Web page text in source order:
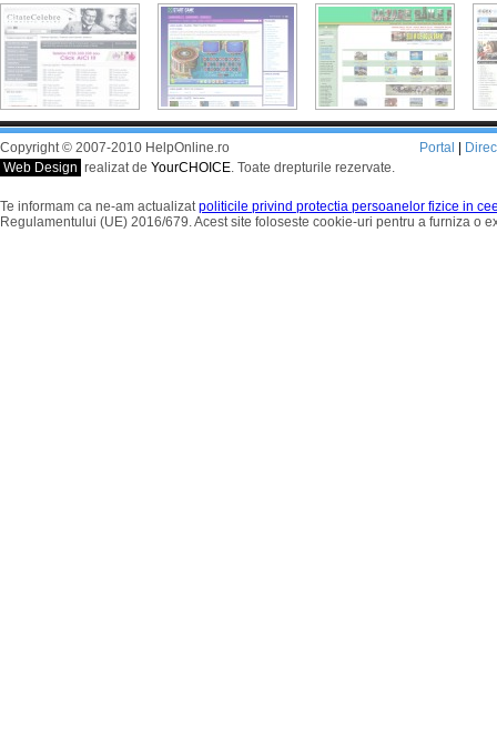
Copyright © 2007-2010 HelpOnline.ro
Web Design realizat de YourCHOICE. Toate drepturile rezervate.
Portal
Te informam ca ne-am actualizatpoliticile privind protectia persoanelor fizice in
Regulamentului (UE) 2016/679. Acest site foloseste cookie-uri pentru a furniza o